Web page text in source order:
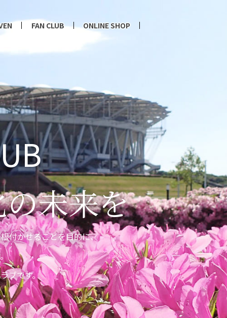
FAN CLUB ONLINE SHOP
未来を
付かせることを目的に、
ブです。